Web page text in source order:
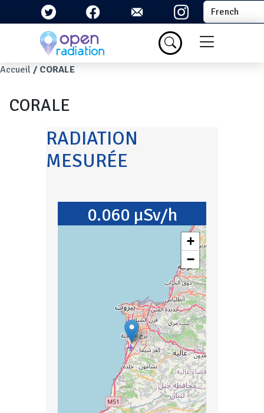
Aller au contenu principal Select your
Menu du
Fil d'Ariane
Accueil CORALE
CORALE
RADIATION
MESURÉE
0.060 µSv/h
+
−